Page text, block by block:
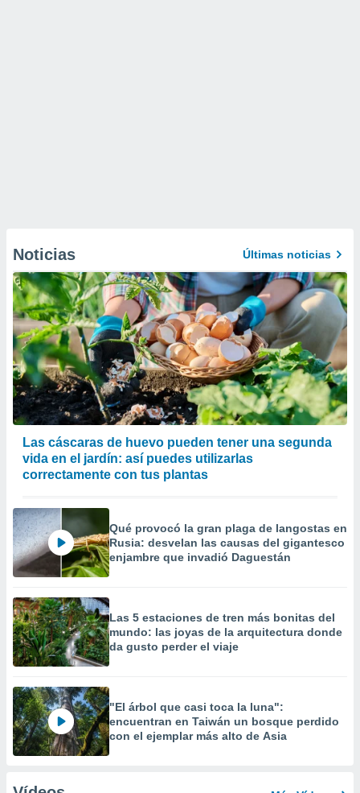
Noticias Últimas noticias
Las cáscaras de huevo pueden tener una segunda
vida en el jardín: así puedes utilizarlas
correctamente con tus plantas
Qué provocó la gran plaga de langostas en
Rusia: desvelan las causas del gigantesco
enjambre que invadió Daguestán
Las 5 estaciones de tren más bonitas del
mundo: las joyas de la arquitectura donde
da gusto perder el viaje
"El árbol que casi toca la luna":
encuentran en Taiwán un bosque perdido
con el ejemplar más alto de Asia